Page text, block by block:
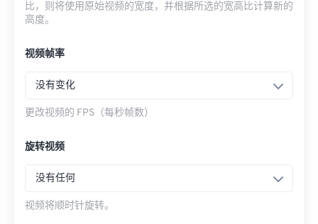
比，则将使用原始视频的宽度，并根据所选的宽高比计算新的
高度。
视频帧率
没有变化
更改视频的 FPS（每秒帧数）
旋转视频
没有任何
视频将顺时针旋转。